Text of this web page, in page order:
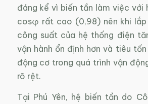
đáng kể vì biến tần làm việc với
cosφ rất cao (0,98) nên khi lắp
công suất của hệ thống điện
vận hành ổn định hơn và tiêu
động cơ trong quá trình vận
rõ rệt.
Tại Phú Yên, hệ biến tần do